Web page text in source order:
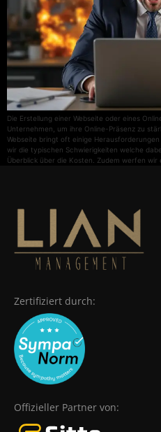
Die Erstellung einer Webseite oder eines
Unternehmen, um ihre Online-Präsenz zu
Webseite bringt oft einige
wir die typischen Schwierigkeiten welche
Überblick über die Kosten. Zudem werfen wir
Zertifiziert durch:
Offizieller Partner von: